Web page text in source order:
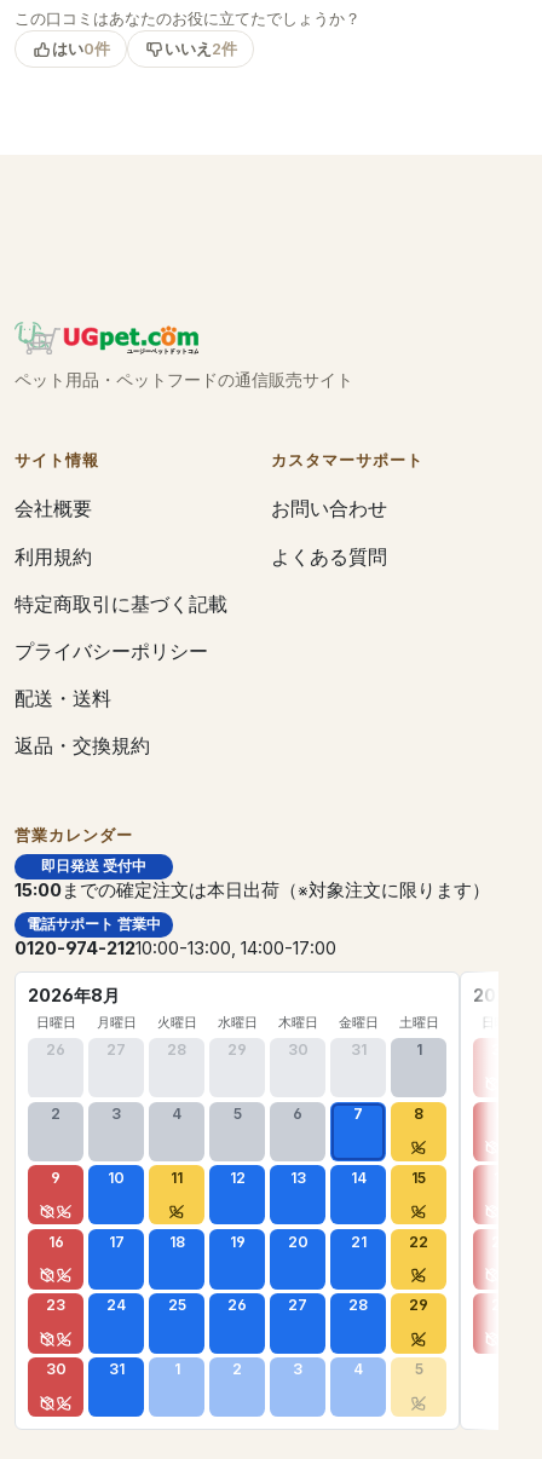
この口コミはあなたのお役に立てたでしょうか？
はい0件 いいえ 2件
ペット用品・ペットフードの通信販売サイト
サイト情報
会社概要
利用規約
特定商取引に基づく記載
プライバシーポリシー
配送・送料
返品・交換規約
カスタマーサポート
お問い合わせ
よくある質問
営業カレンダー
即日発送 受付中
15:00までの確定注文は本日出荷（※対象注文に限ります）
電話サポート 営業中
0120-974-21210:00-13:00, 14:00-17:00
2026年8月
日曜日 月曜日 火曜日 水曜日 木曜日 金曜日 土曜日
26 27 28 29 30 31 1
2 3 4 5 6 7 8
9 10 11 12 13 14 15
16 17 18 19 20 21 22
23 24 25 26 27 28 29
30 31 1 2 3 4 5
2026年
日曜日